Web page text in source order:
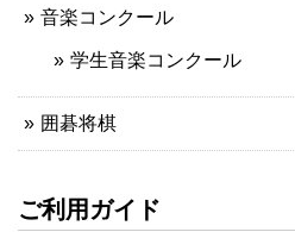
音楽コンクール
学生音楽コンクール
囲碁将棋
ご利用ガイド